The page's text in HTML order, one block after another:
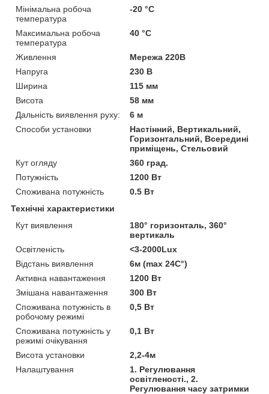
Мінімальна робоча
температура
-20 °С
Максимальна робоча
температура
40 °С
Живлення
Мережа 220В
Напруга
230 В
Ширина
115 мм
Висота
58 мм
Дальність виявлення руху:
6 м
Способи установки
Настінний, Вертикальний,
Горизонтальний, Всередині
приміщень, Стельовий
Кут огляду
360 град.
Потужність
1200 Вт
Споживана потужність
0.5 Вт
Технічні характеристики
Кут виявлення
180° горизонталь, 360°
вертикаль
Освітленість
<3-2000Lux
Відстань виявлення
6м (max 24C°)
Активна навантаження
1200 Вт
Змішана навантаження
300 Вт
Споживана потужність в
робочому режимі
0,5 Вт
Споживана потужність у
режимі очікування
0,1 Вт
Висота установки
2,2-4м
Налаштування
1. Регулювання
освітленості., 2.
Регулювання часу затримки